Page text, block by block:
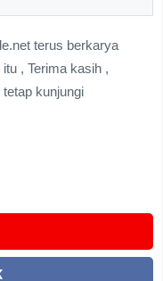
terus berkarya
, Terima kasih ,
kunjungi